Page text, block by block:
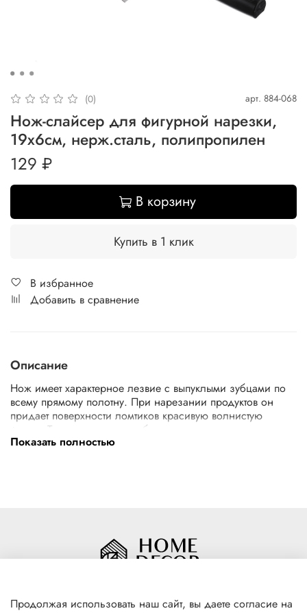
(0) арт. 884-068
Нож-слайсер для фигурной нарезки,
19х6см, нерж.сталь, полипропилен
129 ₽
В корзину
Купить в 1 клик
В избранное
Добавить в сравнение
Описание
Нож имеет характерное лезвие с выпуклыми зубцами по
всему прямому полотну. При нарезании продуктов он
придает поверхности ломтиков красивую волнистую
форму. Такими ножами удобно резать торты, сыры и
ветчину. Нож поможет вам, когда вам предстоит принимать
Показать полностью
Продолжая использовать наш сайт, вы даете согласие на